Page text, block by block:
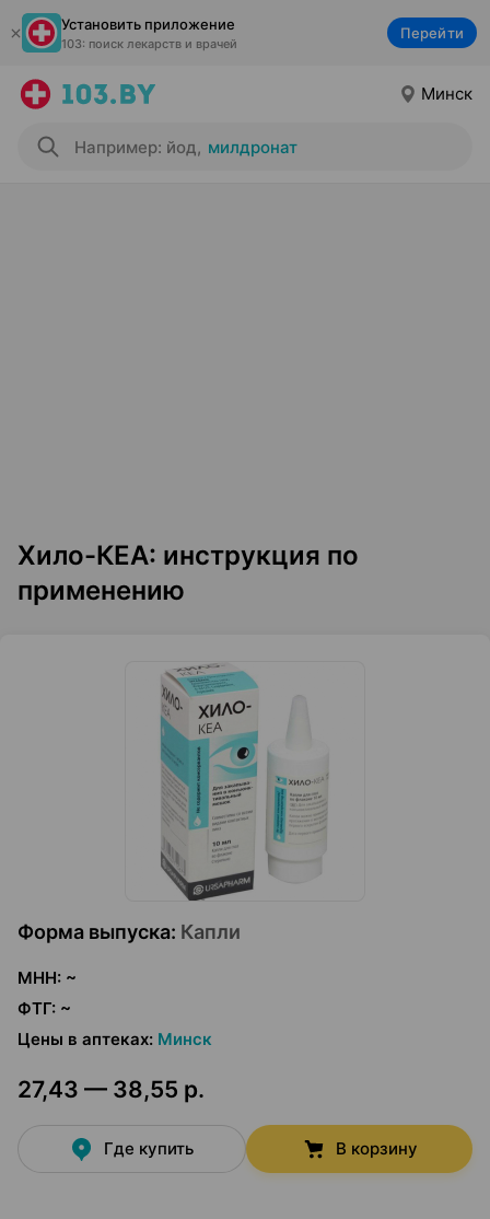
Установить приложение
103: поиск лекарств и врачей
Перейти
Минск
Например: йод, милдронат
Хило-КЕА: инструкция по
применению
Форма выпуска: Капли
МНН: ~
ФТГ: ~
Цены в аптеках: Минск
27,43 — 38,55 р.
Где купить В корзину